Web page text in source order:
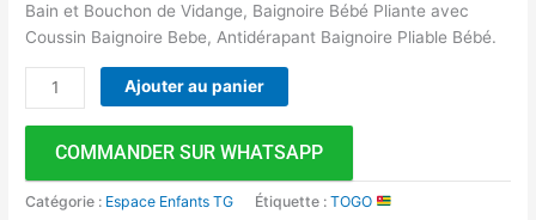
Bain et Bouchon de Vidange, Baignoire Bébé Pliante avec
Coussin Baignoire Bebe, Antidérapant Baignoire Pliable Bébé.
Ajouter au panier
COMMANDER SUR WHATSAPP
Catégorie : Espace Enfants TG Étiquette :TOGO